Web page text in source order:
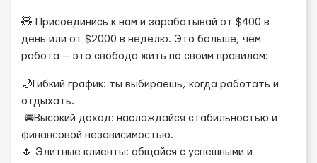
🧸 Присоединись к нам и зарабатывай от $400 в
день или от $2000 в неделю. Это больше, чем
работа — это свобода жить по своим правилам:
🌙Гибкий график: ты выбираешь, когда работать и
отдыхать.
🚘Высокий доход: наслаждайся стабильностью и
финансовой независимостью.
🌷 Элитные клиенты: общайся с успешными и